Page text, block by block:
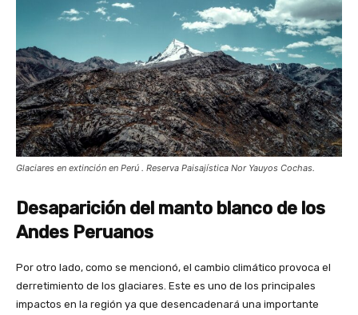
Glaciares en extinción en Perú . Reserva Paisajística Nor Yauyos Cochas.
Desaparición del manto blanco de los
Andes Peruanos
Por otro lado, como se mencionó, el cambio climático provoca el
derretimiento de los glaciares. Este es uno de los principales
impactos en la región ya que desencadenará una importante